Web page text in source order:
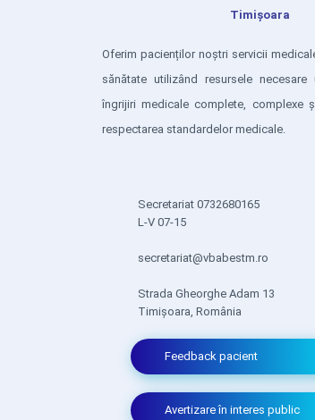
Timișoara
Oferim pacienților noștri servicii
sănătate utilizând resursele necesare
îngrijiri medicale complete, complexe
respectarea standardelor medicale.
Secretariat 0732680165
L-V 07-15
secretariat@vbabestm.ro
Strada Gheorghe Adam 13
Timișoara, România
Feedback pacient
Avertizare în interes public